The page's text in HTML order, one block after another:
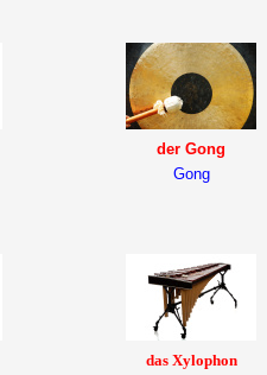
der Gong
Gong
das Xylophon